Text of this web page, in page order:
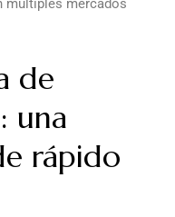
múltiples mercados
de
una
rápido